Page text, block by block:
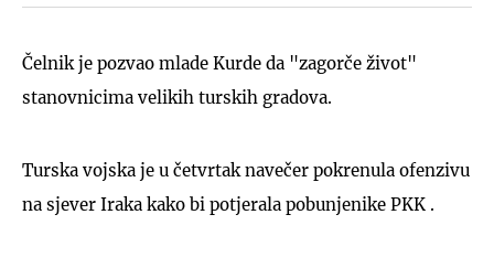
Čelnik je pozvao mlade Kurde da "zagorče život"
stanovnicima velikih turskih gradova.
Turska vojska je u četvrtak navečer pokrenula ofenzivu
na sjever Iraka kako bi potjerala pobunjenike PKK .